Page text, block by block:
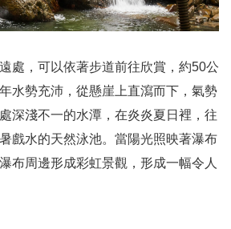
處，可以依著步道前往欣賞，約50公
水勢充沛，從懸崖上直瀉而下，氣勢
深淺不一的水潭，在炎炎夏日裡，往
戲水的天然泳池。當陽光照映著瀑布
布周邊形成彩虹景觀，形成一幅令人